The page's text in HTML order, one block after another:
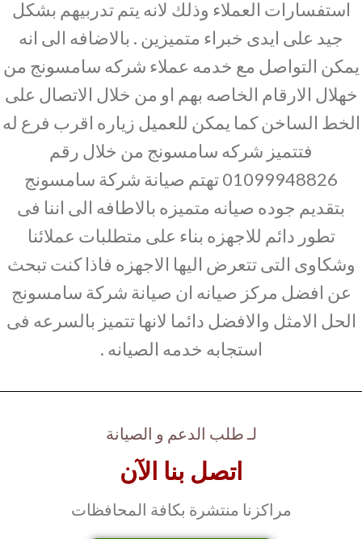
استفسارات العملاء وذلك لانه يتم تدربيهم بشكل
جيد على ايدى خبراء متميزين . بالاضافه الى انه
يمكن التواصل مع خدمه عملاء شركه سامسونج من
خهلال الارقام الخاصه بهم او من خلال الاتصال على
الخط الساخن كما يمكن للعميل زياره اقرب فرع له
فتتميز شركه سامسونج من خلال رقم
01099948826 تهتم صيانة شركة سامسونج
بتقديم جوده صيانه متميزه بالاطافه الى اننا فى
تطور دائم للاجهزه بناء على متطلبات عملائنا
وشكاوى التى تتعرض اليها الاجهزه فاذا كنت تبحث
عن افضل مركز صيانه ان صيانة شركة سامسونج
الحل الامثل والافضل دائما لانها تتميز بالسرعه فى
استجابه خدمه الصيانه .
لـ طلب الدعم و الصيانة
اتصل بنا الآن
مراكزنا منتشرة بكافة المحافظات